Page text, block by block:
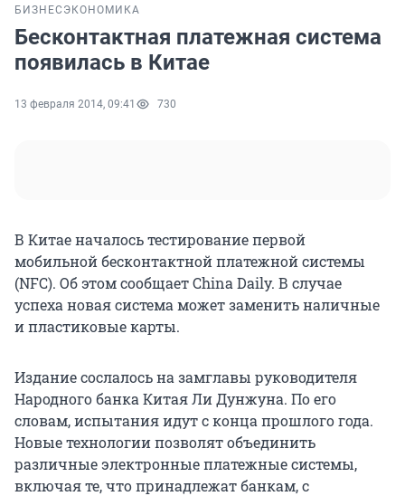
БИЗНЕС ЭКОНОМИКА
Бесконтактная платежная система
появилась в Китае
13 февраля 2014, 09:41 730
В Китае началось тестирование первой
мобильной бесконтактной платежной системы
(NFC). Об этом сообщает China Daily. В случае
успеха новая система может заменить наличные
и пластиковые карты.
Издание сослалось на замглавы руководителя
Народного банка Китая Ли Дунжуна. По его
словам, испытания идут с конца прошлого года.
Новые технологии позволят объединить
различные электронные платежные системы,
включая те, что принадлежат банкам, с